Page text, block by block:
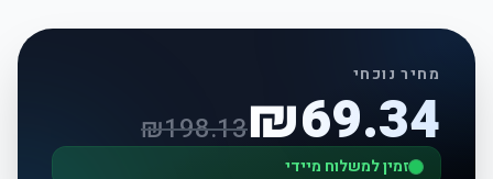
מחיר נוכחי
₪69.34
₪198.13
זמין למשלוח מיידי